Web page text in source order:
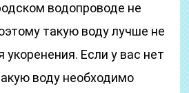
водопроводе не
такую воду лучше не
укоренения. Если у вас нет
воду необходимо